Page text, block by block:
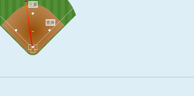
三原
菅井